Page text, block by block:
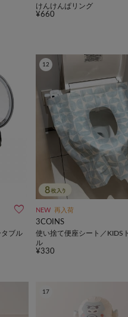
けんけんぱリング
¥660
タブル
12
NEW 再入荷
3COINS
使い捨て便座シート／KIDS
ル
¥330
17